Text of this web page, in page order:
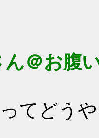
＠お腹
てどう